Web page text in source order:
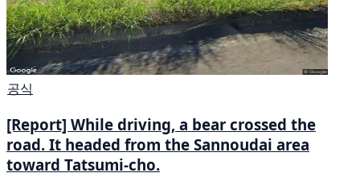
공식
[Report] While driving, a bear crossed the
road. It headed from the Sannoudai area
toward Tatsumi-cho.